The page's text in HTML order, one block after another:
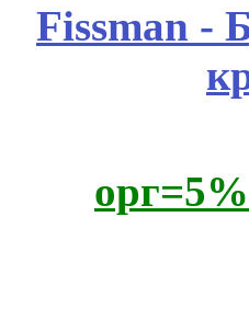
Fissmаn -